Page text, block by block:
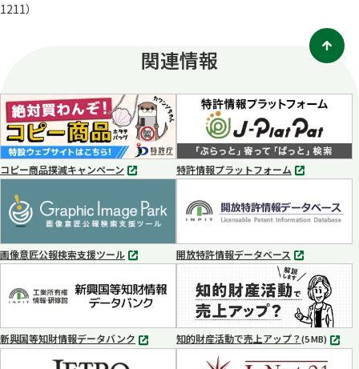
1211）
関連情報
コピー商品撲滅キャンペーン
別
で
開
く
特許情報プラットフォーム
別
ブ
で
く
画像意匠公報検索支援ツール
別
ブ
で
く
開放特許情報データベース
別
タ
ブ
で
開
く
新興国等知財情報データバンク
別
知的財産活動で売上アップ？(5 MB) MP4